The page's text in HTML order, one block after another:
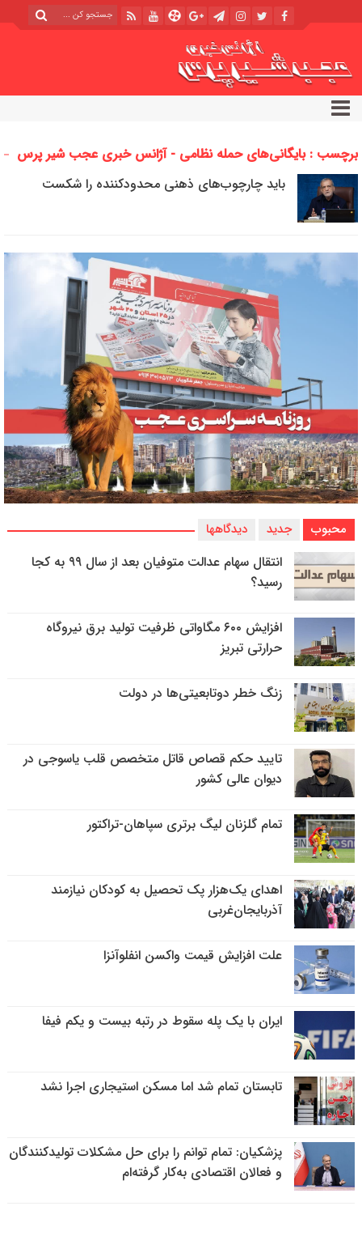
برچسب : بایگانی‌های حمله نظامی - آژانس خبری عجب شیر پرس
باید چارچوب‌های ذهنی محدودکننده را شکست
محبوب جدید دیدگاهها
انتقال سهام عدالت متوفیان بعد از سال ۹۹ به کجا
رسید؟
افزایش ۶۰۰ مگاواتی ظرفیت تولید برق نیروگاه
حرارتی تبریز
زنگ خطر دوتابعیتی‌ها در دولت
تایید حکم قصاص قاتل متخصص قلب یاسوجی در
دیوان عالی کشور
تمام گلزنان لیگ‌ برتری سپاهان-تراکتور
اهدای یک‌هزار پک تحصیل به کودکان نیازمند
آذربایجان‌غربی
علت افزایش قیمت واکسن انفلوآنزا
ایران با یک پله سقوط در رتبه بیست و یکم فیفا
تابستان تمام شد اما مسکن استیجاری اجرا نشد
پزشکیان: تمام توانم را برای حل مشکلات تولیدکنندگان
و فعالان اقتصادی به‌کار گرفته‌ام